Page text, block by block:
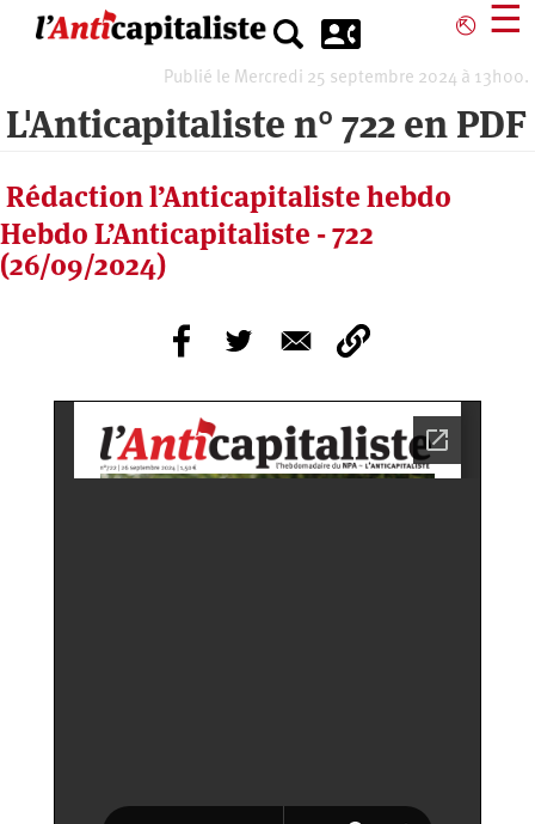
⎋ ☰
Publié le Mercredi 25 septembre 2024 à 13h00.
L'Anticapitaliste n° 722 en PDF
Rédaction l’Anticapitaliste hebdo
Hebdo L’Anticapitaliste - 722
(26/09/2024)